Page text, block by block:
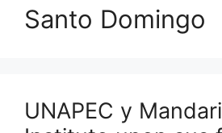
Santo Domingo
UNAPEC y